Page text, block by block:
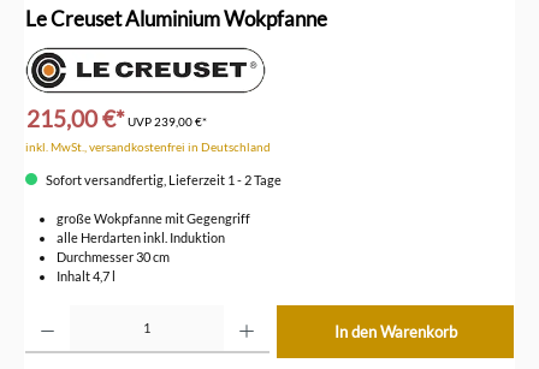
Le Creuset Aluminium Wokpfanne
215,00 €*UVP239,00 €*
inkl. MwSt., versandkostenfrei in Deutschland
Sofort versandfertig, Lieferzeit 1 - 2 Tage
große Wokpfanne mit Gegengriff
alle Herdarten inkl. Induktion
Durchmesser 30 cm
Inhalt 4,7 l
In den Warenkorb